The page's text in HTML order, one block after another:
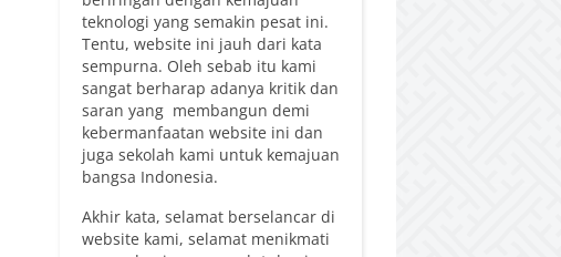
teknologi yang semakin pesat ini.
Tentu, website ini jauh dari kata
sempurna. Oleh sebab itu kami
sangat berharap adanya kritik dan
saran yang membangun demi
kebermanfaatan website ini dan
juga sekolah kami untuk kemajuan
bangsa Indonesia.
Akhir kata, selamat berselancar di
website kami, selamat menikmati